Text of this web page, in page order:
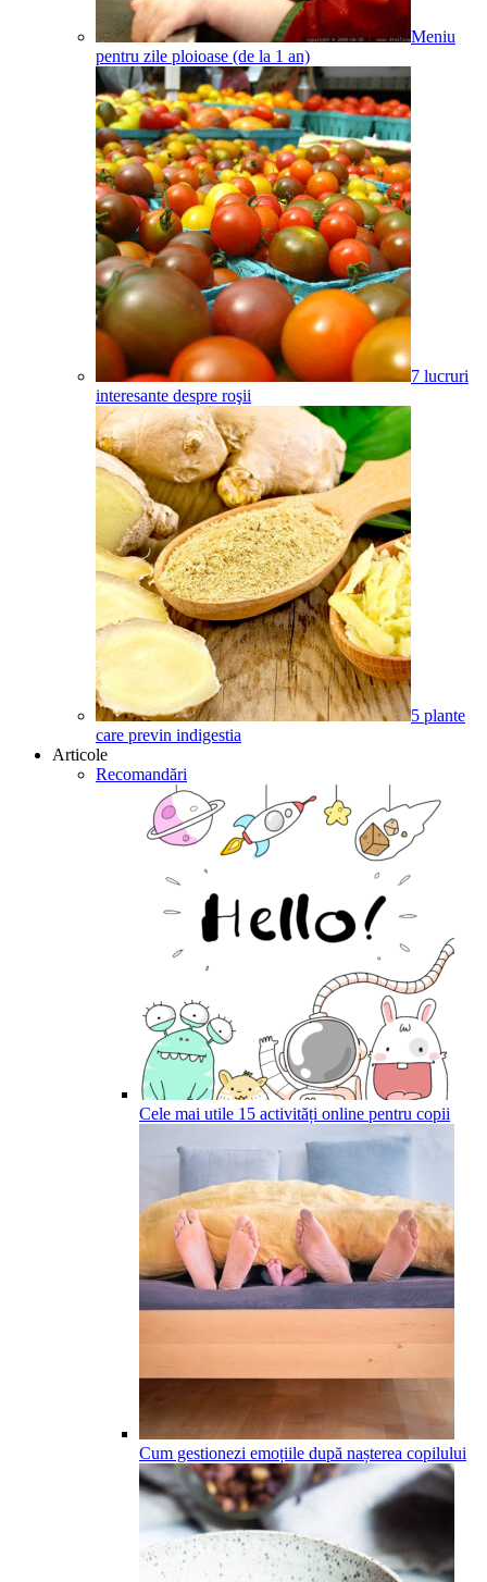
Meniu
pentru zile ploioase (de la 1 an)
7 lucruri
interesante despre roşii
5 plante
care previn indigestia
Articole
Recomandări
Cele mai utile 15 activități online pentru copii
Cum gestionezi emoțiile după nașterea copilului